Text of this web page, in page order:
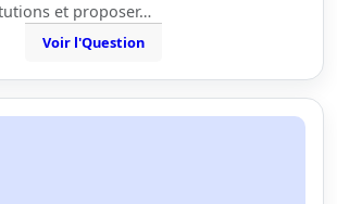
et proposer…
Voir l'Question